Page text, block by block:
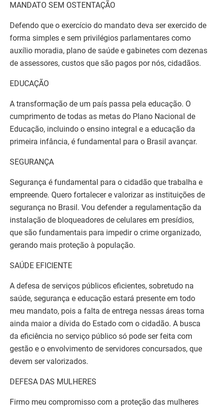
MANDATO SEM OSTENTAÇÃO
Defendo que o exercício do mandato deva ser exercido de
forma simples e sem privilégios parlamentares como
auxílio moradia, plano de saúde e gabinetes com dezenas
de assessores, custos que são pagos por nós, cidadãos.
EDUCAÇÃO
A transformação de um país passa pela educação. O
cumprimento de todas as metas do Plano Nacional de
Educação, incluindo o ensino integral e a educação da
primeira infância, é fundamental para o Brasil avançar.
SEGURANÇA
Segurança é fundamental para o cidadão que trabalha e
empreende. Quero fortalecer e valorizar as instituições de
segurança no Brasil. Vou defender a regulamentação da
instalação de bloqueadores de celulares em presídios,
que são fundamentais para impedir o crime organizado,
gerando mais proteção à população.
SAÚDE EFICIENTE
A defesa de serviços públicos eficientes, sobretudo na
saúde, segurança e educação estará presente em todo
meu mandato, pois a falta de entrega nessas áreas torna
ainda maior a dívida do Estado com o cidadão. A busca
da eficiência no serviço público só pode ser feita com
gestão e o envolvimento de servidores concursados, que
devem ser valorizados.
DEFESA DAS MULHERES
Firmo meu compromisso com a proteção das mulheres